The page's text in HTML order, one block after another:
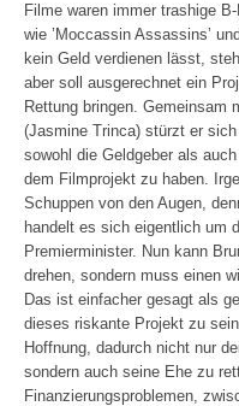
Filme waren immer trashige
wie ’Moccassin Assassins’
kein Geld verdienen lässt,
aber soll ausgerechnet ein
Rettung bringen. Gemeinsam
(Jasmine Trinca) stürzt er
sowohl die Geldgeber als
dem Filmprojekt zu haben.
Schuppen von den Augen,
handelt es sich eigentlich um
Premierminister. Nun kann
drehen, sondern muss einen
Das ist einfacher gesagt als
dieses riskante Projekt zu
Hoffnung, dadurch nicht nur
sondern auch seine Ehe zu
Finanzierungsproblemen,